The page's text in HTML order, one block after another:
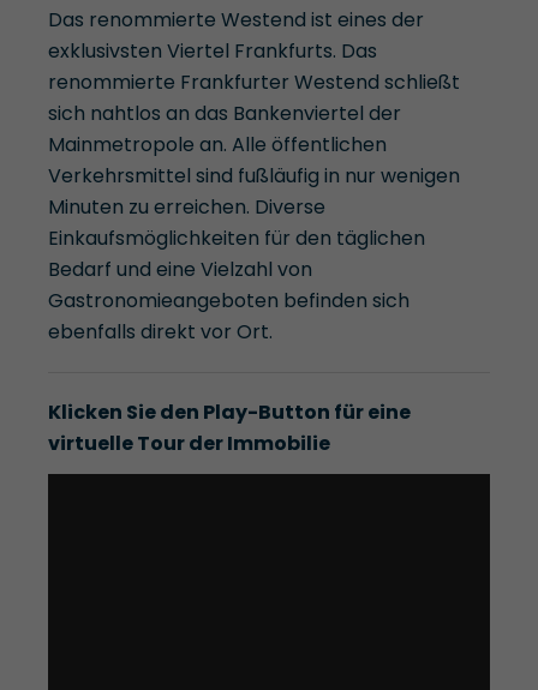
Das renommierte Westend ist eines der
exklusivsten Viertel Frankfurts. Das
renommierte Frankfurter Westend schließt
sich nahtlos an das Bankenviertel der
Mainmetropole an. Alle öffentlichen
Verkehrsmittel sind fußläufig in nur wenigen
Minuten zu erreichen. Diverse
Einkaufsmöglichkeiten für den täglichen
Bedarf und eine Vielzahl von
Gastronomieangeboten befinden sich
ebenfalls direkt vor Ort.
Klicken Sie den Play-Button für eine
virtuelle Tour der Immobilie